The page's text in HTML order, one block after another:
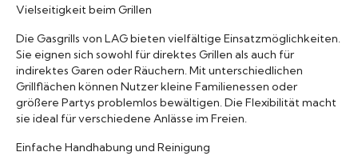
Vielseitigkeit beim Grillen
Die Gasgrills von LAG bieten vielfältige Einsatzmöglichkeiten.
Sie eignen sich sowohl für direktes Grillen als auch für
indirektes Garen oder Räuchern. Mit unterschiedlichen
Grillflächen können Nutzer kleine Familienessen oder
größere Partys problemlos bewältigen. Die Flexibilität macht
sie ideal für verschiedene Anlässe im Freien.
Einfache Handhabung und Reinigung